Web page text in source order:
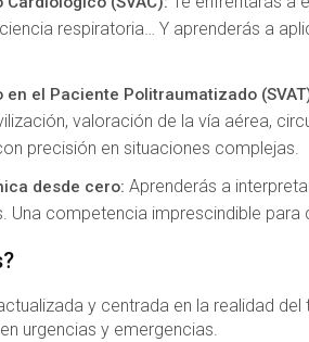
respiratoria… Y aprenderás a
el Paciente Politraumatizado
valoración de la vía aérea,
precisión en situaciones complejas.
desde cero: Aprenderás a
Una competencia imprescindible
y centrada en la realidad del
urgencias y emergencias.